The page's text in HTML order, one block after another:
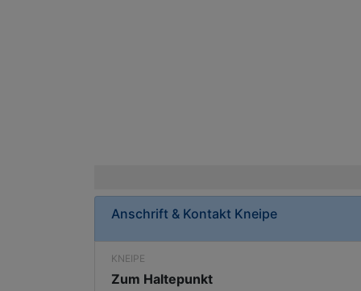
Anschrift & Kontakt Kneipe
KNEIPE
Zum Haltepunkt